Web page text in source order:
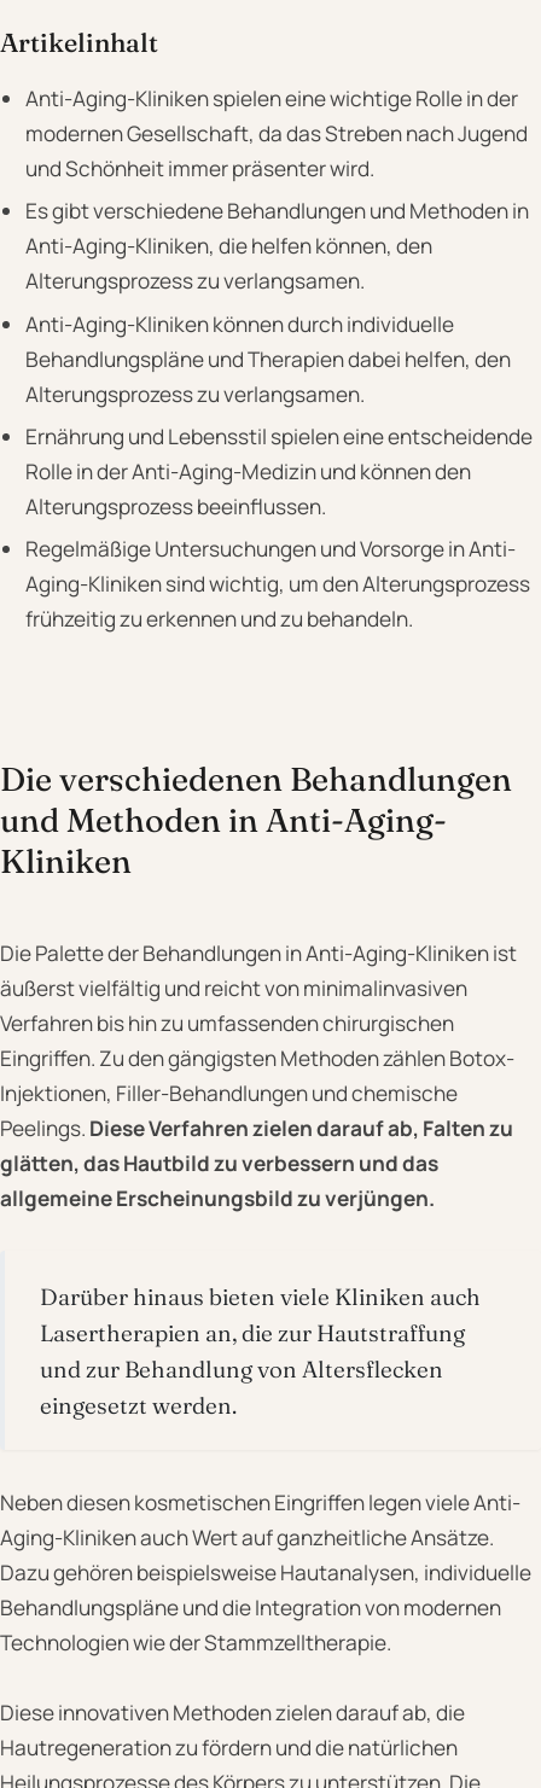
Artikelinhalt
Anti-Aging-Kliniken spielen eine wichtige Rolle in der
modernen Gesellschaft, da das Streben nach Jugend
und Schönheit immer präsenter wird.
Es gibt verschiedene Behandlungen und Methoden in
Anti-Aging-Kliniken, die helfen können, den
Alterungsprozess zu verlangsamen.
Anti-Aging-Kliniken können durch individuelle
Behandlungspläne und Therapien dabei helfen, den
Alterungsprozess zu verlangsamen.
Ernährung und Lebensstil spielen eine entscheidende
Rolle in der Anti-Aging-Medizin und können den
Alterungsprozess beeinflussen.
Regelmäßige Untersuchungen und Vorsorge in Anti-
Aging-Kliniken sind wichtig, um den Alterungsprozess
frühzeitig zu erkennen und zu behandeln.
Die verschiedenen Behandlungen
und Methoden in Anti-Aging-
Kliniken
Die Palette der Behandlungen in Anti-Aging-Kliniken ist
äußerst vielfältig und reicht von minimalinvasiven
Verfahren bis hin zu umfassenden chirurgischen
Eingriffen. Zu den gängigsten Methoden zählen Botox-
Injektionen, Filler-Behandlungen und chemische
Peelings. Diese Verfahren zielen darauf ab, Falten zu
glätten, das Hautbild zu verbessern und das
allgemeine Erscheinungsbild zu verjüngen.
Darüber hinaus bieten viele Kliniken auch
Lasertherapien an, die zur Hautstraffung
und zur Behandlung von Altersflecken
eingesetzt werden.
Neben diesen kosmetischen Eingriffen legen viele Anti-
Aging-Kliniken auch Wert auf ganzheitliche Ansätze.
Dazu gehören beispielsweise Hautanalysen, individuelle
Behandlungspläne und die Integration von modernen
Technologien wie der Stammzelltherapie.
Diese innovativen Methoden zielen darauf ab, die
Hautregeneration zu fördern und die natürlichen